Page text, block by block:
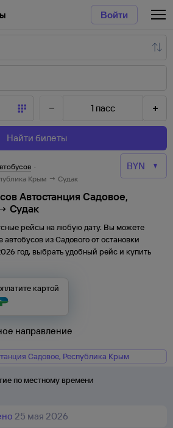
Войти
1 пасс
Найти билеты
·
Крым → Судак
Автостанция Садовое,
Судак
рейсы на любую дату. Вы можете
автобусов изСадовогоотостановки
год, выбрать удобный рейс и купить
картой
направление
Садовое, Республика Крым
по местному времени
25 мая 2026